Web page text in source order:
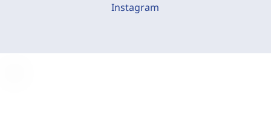
Instagram